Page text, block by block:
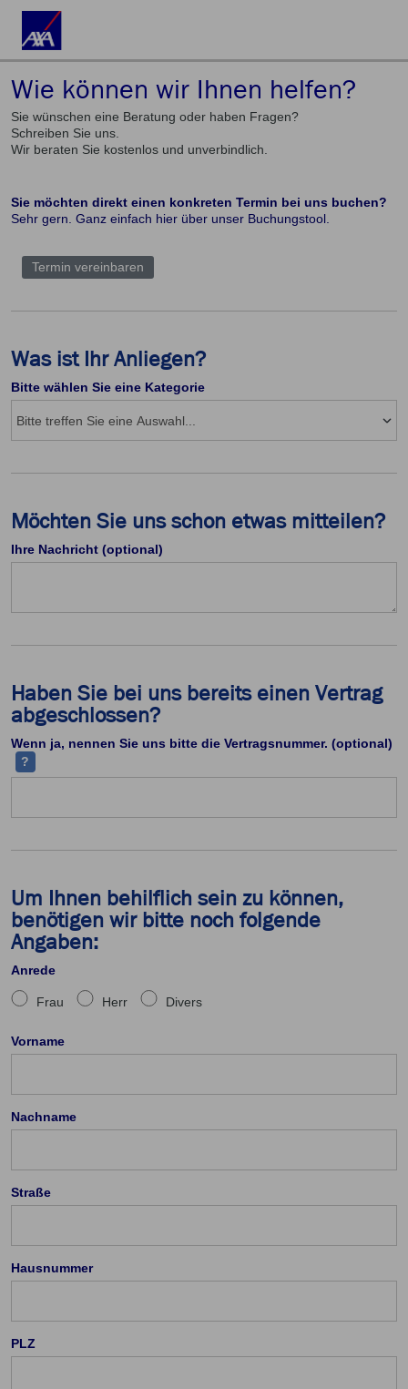
Wie können wir Ihnen helfen?
Sie wünschen eine Beratung oder haben Fragen?
Schreiben Sie uns.
Wir beraten Sie kostenlos und unverbindlich.
Sie möchten direkt einen konkreten Termin bei uns buchen?
Sehr gern. Ganz einfach hier über unser Buchungstool.
Termin vereinbaren
Was ist Ihr Anliegen?
Bitte wählen Sie eine Kategorie
Möchten Sie uns schon etwas mitteilen?
Ihre Nachricht (optional)
Haben Sie bei uns bereits einen Vertrag
abgeschlossen?
Wenn ja, nennen Sie uns bitte die Vertragsnummer. (optional)
?
Um Ihnen behilflich sein zu können,
benötigen wir bitte noch folgende
Angaben:
Anrede
Frau Herr Divers
Vorname
Nachname
Straße
Hausnummer
PLZ